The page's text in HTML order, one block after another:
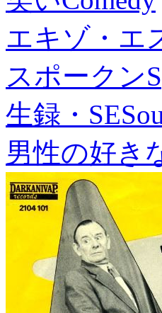
エキゾ・エ
スポークン
生録・SE
男性の好き